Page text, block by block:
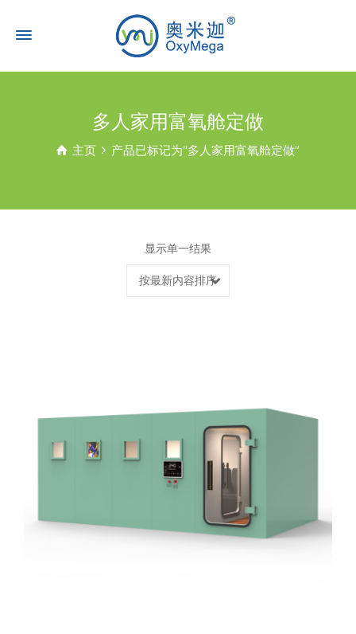
多人家用富氧舱定做
主页 产品已标记为“多人家用富氧舱定做”
显示单一结果
按最新内容排序